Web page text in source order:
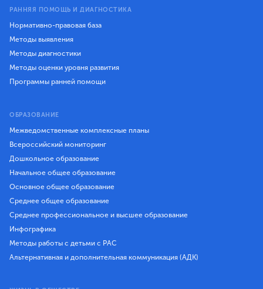
РАННЯЯ ПОМОЩЬ И ДИАГНОСТИКА
Нормативно-правовая база
Методы выявления
Методы диагностики
Методы оценки уровня развития
Программы ранней помощи
ОБРАЗОВАНИЕ
Межведомственные комплексные планы
Всероссийский мониторинг
Дошкольное образование
Начальное общее образование
Основное общее образование
Среднее общее образование
Среднее профессиональное и высшее образование
Инфографика
Методы работы с детьми с РАС
Альтернативная и дополнительная коммуникация (АДК)